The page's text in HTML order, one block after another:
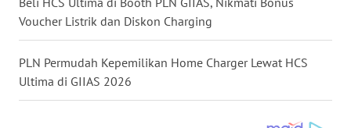
Voucher Listrik dan Diskon Charging
PLN Permudah Kepemilikan Home Charger Lewat HCS
Ultima di GIIAS 2026
TANJUNG
KARO